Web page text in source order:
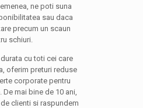
ne poti suna
sau daca
precum un scaun
schiuri.
cu toti cei care
oferim preturi reduse
corporate pentru
mai bine de 10 ani,
clienti si raspundem